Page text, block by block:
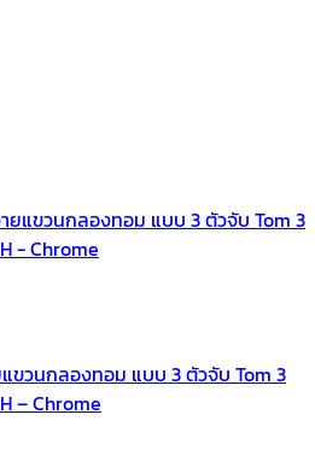
ขวนกลองทอม แบบ 3 ตัวจับ Tom 3
– Chrome